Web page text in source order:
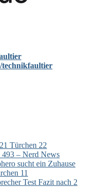
technikfaultier
Türchen 22
– Nerd News
sucht ein Zuhause
11
Test Fazit nach 2